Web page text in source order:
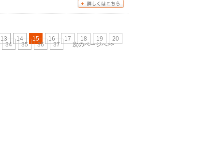
13 14 15 16 17 18 19
20
34 35 36 37 次のページへ>>